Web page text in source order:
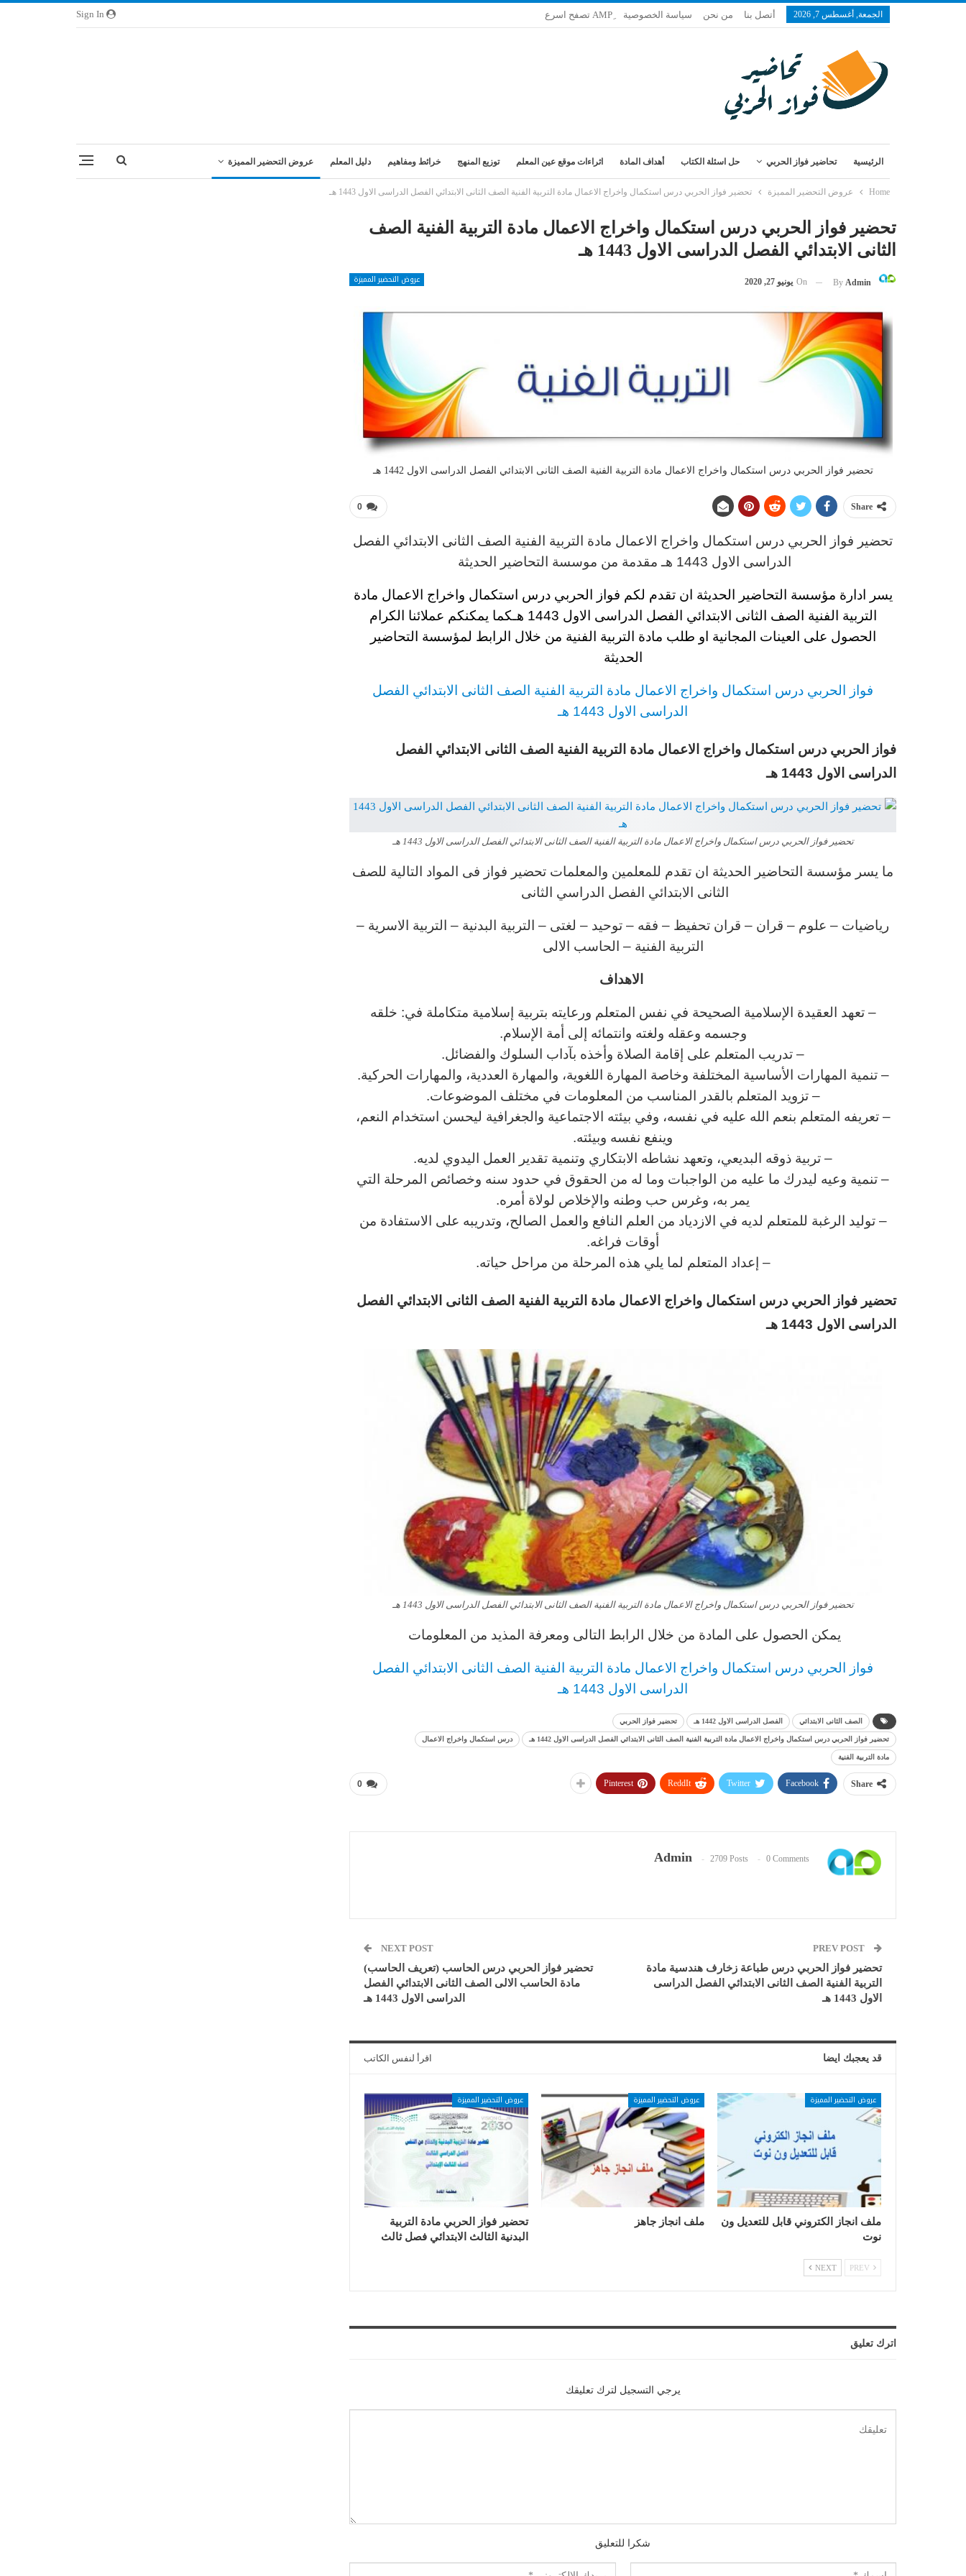
الجمعة, أغسطس 7, 2026 أتصل بنا من نحن سياسة الخصوصية
الرئيسية تحاضير فواز الحربي حل اسئلة الكتاب أهداف المادة اثراءات موقع عين المعلم توزيع المنهج خرائط ومفاهيم دليل المعلم عروض التحضير المميزة
Home عروض التحضير المميزة تحضير فواز الحربي درس استكمال واخراج الاعمال مادة التربية الفنية الصف الثانى الابتدائي الفصل الدراسى الاول 1443 هـ
تحضير فواز الحربي درس استكمال واخراج الاعمال مادة التربية الفنية الصف
الثانى الابتدائي الفصل الدراسى الاول 1443 هـ
عروض التحضير المميزة By Admin
On يونيو 27, 2020
تحضير فواز الحربي درس استكمال واخراج الاعمال مادة التربية الفنية الصف الثانى الابتدائي الفصل الدراسى الاول 1442 هـ
0 Share
تحضير فواز الحربي درس استكمال واخراج الاعمال مادة التربية الفنية الصف الثانى الابتدائي الفصل
الدراسى الاول 1443 هـ
مقدمة من موسسة التحاضير الحديثة
يسر ادارة مؤسسة التحاضير الحديثة ان تقدم لكم فواز الحربي درس استكمال واخراج الاعمال مادة
التربية الفنية
الصف الثانى الابتدائي الفصل الدراسى الاول 1443 هـ
كما يمكنكم عملائنا الكرام
الحصول على العينات المجانية او طلب مادة التربية الفنية من خلال الرابط لمؤسسة التحاضير
الحديثة
فواز الحربي درس استكمال واخراج الاعمال مادة التربية الفنية الصف الثانى الابتدائي الفصل
الدراسى الاول 1443 هـ
فواز الحربي درس استكمال واخراج الاعمال مادة التربية الفنية الصف الثانى الابتدائي الفصل
الدراسى الاول 1443 هـ
تحضير فواز الحربي درس استكمال واخراج الاعمال مادة التربية الفنية الصف الثانى الابتدائي الفصل الدراسى الاول 1443 هـ
ما يسر مؤسسة التحاضير الحديثة ان تقدم للمعلمين والمعلمات تحضير فواز فى المواد التالية للصف
الثانى الابتدائي الفصل الدراسي الثانى
رياضيات – علوم – قران – قران تحفيظ – فقه – توحيد – لغتى – التربية البدنية – التربية الاسرية –
التربية الفنية – الحاسب الالى
الاهداف
– تعهد العقيدة الإسلامية الصحيحة في نفس المتعلم ورعايته بتربية إسلامية متكاملة في: خلقه
وجسمه وعقله ولغته وانتمائه إلى أمة الإسلام.
– تدريب المتعلم على إقامة الصلاة وأخذه بآداب السلوك والفضائل.
– تنمية المهارات الأساسية المختلفة وخاصة المهارة اللغوية، والمهارة العددية، والمهارات الحركية.
– تزويد المتعلم بالقدر المناسب من المعلومات في مختلف الموضوعات.
– تعريفه المتعلم بنعم الله عليه في نفسه، وفي بيئته الاجتماعية والجغرافية ليحسن استخدام النعم،
وينفع نفسه وبيئته.
– تربية ذوقه البديعي، وتعهد نشاطه الابتكاري وتنمية تقدير العمل اليدوي لديه.
– تنمية وعيه ليدرك ما عليه من الواجبات وما له من الحقوق في حدود سنه وخصائص المرحلة التي
يمر به، وغرس حب وطنه والإخلاص لولاة أمره.
– توليد الرغبة للمتعلم لديه في الازدياد من العلم النافع والعمل الصالح، وتدريبه على الاستفادة من
أوقات فراغه.
– إعداد المتعلم لما يلي هذه المرحلة من مراحل حياته.
تحضير فواز الحربي درس استكمال واخراج الاعمال مادة التربية الفنية الصف الثانى الابتدائي الفصل
الدراسى الاول 1443 هـ
تحضير فواز الحربي درس استكمال واخراج الاعمال مادة التربية الفنية الصف الثانى الابتدائي الفصل الدراسى الاول 1443 هـ
يمكن الحصول على المادة من خلال الرابط التالى ومعرفة المذيد من المعلومات
فواز الحربي درس استكمال واخراج الاعمال مادة التربية الفنية الصف الثانى الابتدائي الفصل
الدراسى الاول 1443 هـ
الصف الثانى الابتدائي الفصل الدراسى الاول 1442 هـ تحضير فواز الحربي
تحضير فواز الحربي درس استكمال واخراج الاعمال مادة التربية الفنية الصف الثانى الابتدائي الفصل الدراسى الاول 1442 هـ درس استكمال واخراج الاعمال
مادة التربية الفنية
0 Share
Facebook
Twitter
ReddIt
Pinterest
Admin 2709 Posts 0 Comments
تحضير فواز الحربي درس طباعة زخارف هندسية مادة
التربية الفنية الصف الثانى الابتدائي الفصل الدراسى
الاول 1443 هـ
NEXT POST
تحضير فواز الحربي درس الحاسب (تعريف الحاسب)
مادة الحاسب الالى الصف الثانى الابتدائي الفصل
الدراسى الاول 1443 هـ
قد يعجبك ايضا اقرأ لنفس الكاتب
عروض التحضير المميزة
ملف انجاز الكتروني قابل للتعديل ون
نوت
عروض التحضير المميزة
ملف انجاز جاهز
عروض التحضير المميزة
تحضير فواز الحربي مادة التربية
البدنية الثالث الابتدائي فصل ثالث
NEXT
اترك تعليق
يرجي التسجيل لترك تعليقك
شكرا للتعليق